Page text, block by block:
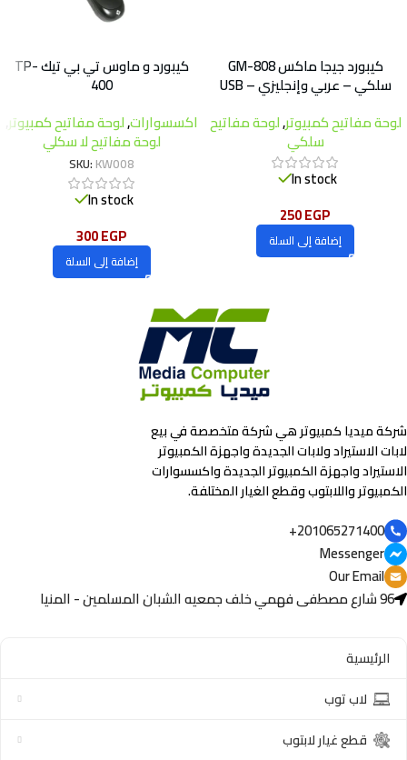
كيبورد جيجا ماكس GM-808
سلكي – عربي وإنجليزي – USB
لوحة مفاتيح كمبيوتر,لوحة مفاتيح
سلكي
In stock
250EGP
إضافة إلى السلة
كيبورد و ماوس تي بي تيك TP-
400
اكسسوارات,لوحة مفاتيح كمبيوتر
لوحة مفاتيح لا سكلي
SKU:KW008
In stock
300EGP
إضافة إلى السلة
شركة ميديا كمبيوتر هي شركة متخصصة في بيع
لابات الاستيراد ولابات الجديدة واجهزة الكمبيوتر
الاستيراد واجهزة الكمبيوتر الجديدة واكسسوارات
الكمبيوتر واللابتوب وقطع الغيار المختلفة.
201065271400+
Messenger
Our Email
96 شارع مصطفى فهمي خلف جمعيه الشبان المسلمين - المنيا
الرئيسية
لاب توب
قطع غيار لابتوب